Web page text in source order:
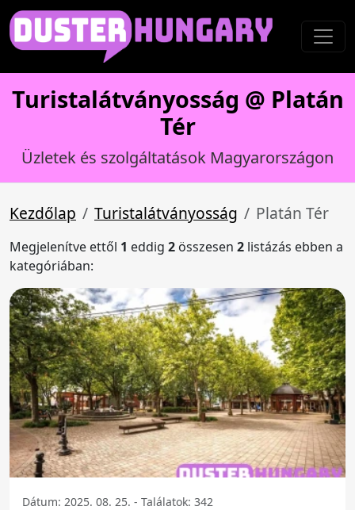
Turistalátványosság @ Platán
Tér
Üzletek és szolgáltatások Magyarországon
Kezdőlap Turistalátványosság Platán Tér
Megjelenítve ettől 1 eddig 2 összesen 2 listázás ebben a
kategóriában:
Dátum: 2025. 08. 25. - Találatok: 342